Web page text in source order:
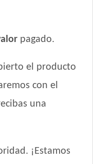
Support
Canine
Weight
pagado.
el producto
con el
una
¡Estamos